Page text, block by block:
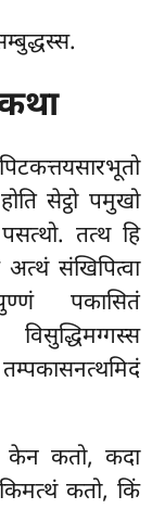
सेट्ठो पमुखो
तत्थ हि
अत्थं संखिपित्वा
पकासितं
कतो, कदा
कतो, किं